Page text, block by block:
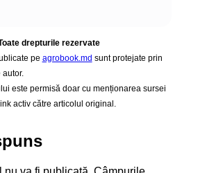
drepturile rezervate
pe agrobook.md sunt protejate prin
autor.
este permisă doar cu menționarea sursei
activ către articolul original.